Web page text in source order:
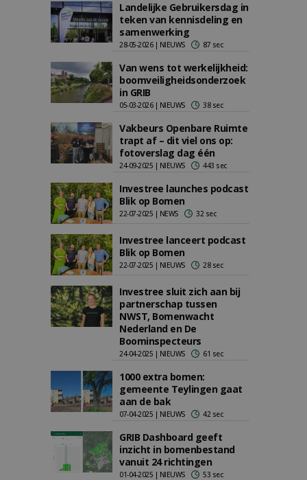
Landelijke Gebruikersdag in
teken van kennisdeling en
samenwerking
28-05-2026 | NIEUWS 87 sec
Van wens tot werkelijkheid:
boomveiligheidsonderzoek
in GRIB
05-03-2026 | NIEUWS 38 sec
Vakbeurs Openbare Ruimte
trapt af – dit viel ons op:
fotoverslag dag één
24-09-2025 | NIEUWS 443 sec
Investree launches podcast
Blik op Bomen
22-07-2025 | NEWS 32 sec
Investree lanceert podcast
Blik op Bomen
22-07-2025 | NIEUWS 28 sec
Investree sluit zich aan bij
partnerschap tussen
NWST, Bomenwacht
Nederland en De
Boominspecteurs
24-04-2025 | NIEUWS 61 sec
1000 extra bomen:
gemeente Teylingen gaat
aan de bak
07-04-2025 | NIEUWS 42 sec
GRIB Dashboard geeft
inzicht in bomenbestand
vanuit 24 richtingen
01-04-2025 | NIEUWS 53 sec